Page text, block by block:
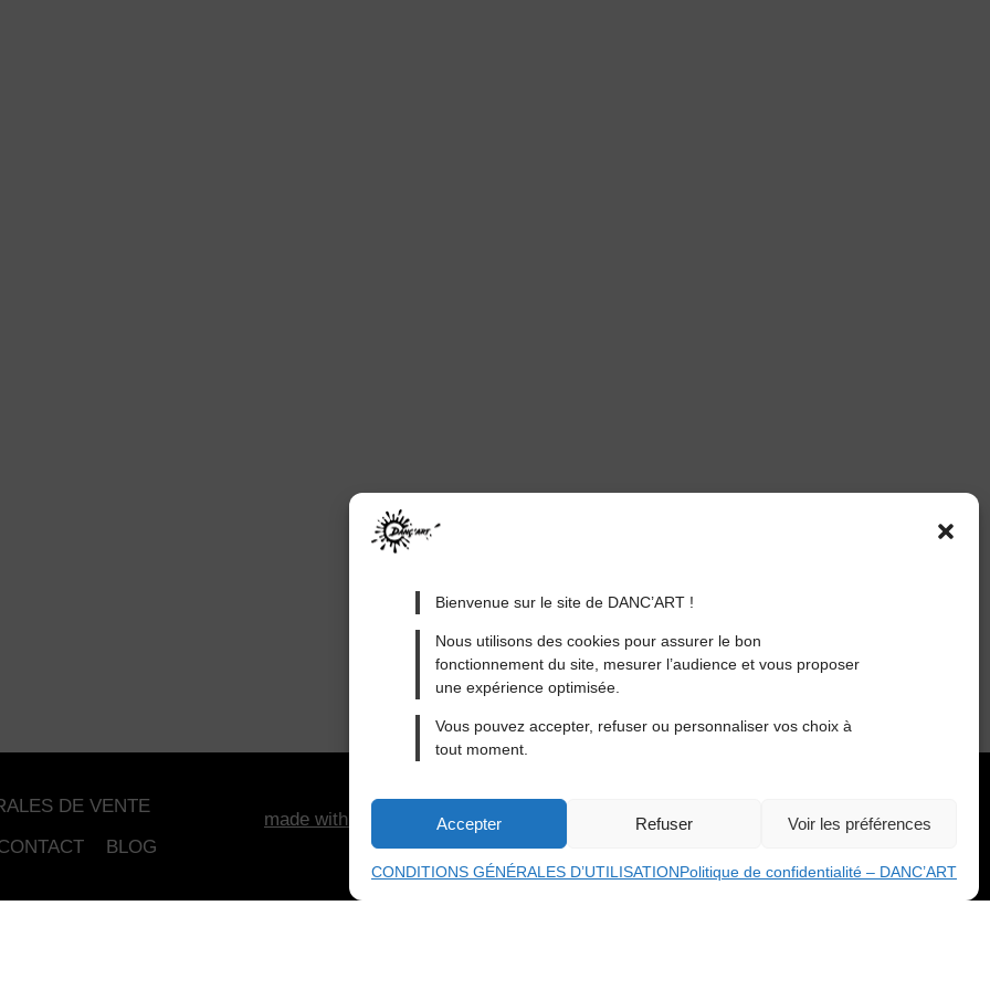
Bienvenue sur le site de DANC’ART !
Nous utilisons des cookies pour assurer le bon
fonctionnement du site, mesurer l’audience et vous proposer
une expérience optimisée.
Vous pouvez accepter, refuser ou personnaliser vos choix à
tout moment.
Accepter Refuser Voir les préférences
CONDITIONS GÉNÉRALES D’UTILISATIONPolitique de confidentialité – DANC’ART
DE VENTE
BLOG
made with By ACAB© 2026 DANC'ART